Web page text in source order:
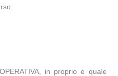
in proprio e quale